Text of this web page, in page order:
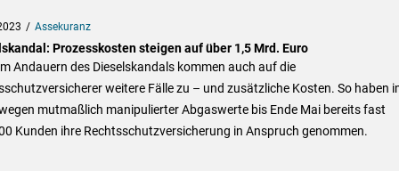
Assekuranz
Prozesskosten steigen auf über 1,5 Mrd. Euro
Andauern des Dieselskandals kommen auch auf die
weitere Fälle zu – und zusätzliche Kosten. So haben
mutmaßlich manipulierter Abgaswerte bis Ende Mai bereits fast
Kunden ihre Rechtsschutzversicherung in Anspruch genommen.